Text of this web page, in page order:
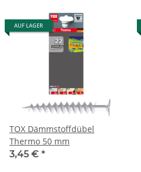
AUF LAGER
TOX Dämmstoffdübel
Thermo 50 mm
3,45 € *